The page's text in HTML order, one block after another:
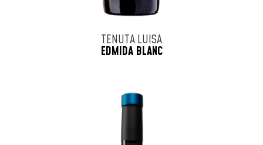
TENUTA LUISA
EDMIDA BLANC